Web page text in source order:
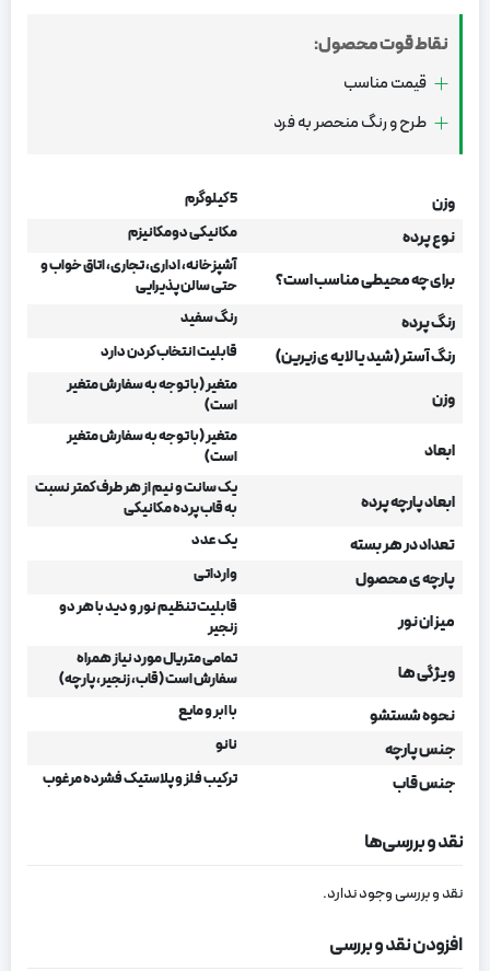
نقاط قوت محصول:
قیمت مناسب
طرح و رنگ منحصر به فرد
وزن 5 کیلوگرم
نوع پرده مکانیکی دومکانیزم
برای چه محیطی مناسب است؟
آشپزخانه، اداری، تجاری، اتاق خواب و
حتی سالن پذیرایی
رنگ پرده رنگ سفید
رنگ آستر (شید یا لایه ی زیرین) قابلیت انتخاب کردن دارد
وزن
متغیر (با توجه به سفارش متغیر
است)
ابعاد
متغیر (با توجه به سفارش متغیر
است)
ابعاد پارچه پرده
یک سانت و نیم از هر طرف کمتر نسبت
به قاب پرده مکانیکی
تعداد در هر بسته یک عدد
پارچه ی محصول وارداتی
میزان نور
قابلیت تنظیم نور و دید با هر دو
زنجیر
ویژگی ها
تمامی متریال مورد نیاز همراه
سفارش است (قاب، زنجیر، پارچه)
نحوه شستشو با ابر و مایع
جنس پارچه نانو
جنس قاب ترکیب فلز و پلاستیک فشرده مرغوب
نقد و بررسی‌ها
نقد و بررسی وجود ندارد.
افزودن نقد و بررسی